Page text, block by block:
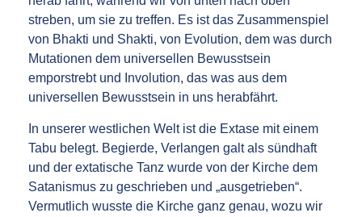
streben, um sie zu treffen. Es ist das Zusammenspiel
von Bhakti und Shakti, von Evolution, dem was durch
Mutationen dem universellen Bewusstsein
emporstrebt und Involution, das was aus dem
universellen Bewusstsein in uns herabfährt.
In unserer westlichen Welt ist die Extase mit einem
Tabu belegt. Begierde, Verlangen galt als sündhaft
und der extatische Tanz wurde von der Kirche dem
Satanismus zu geschrieben und „ausgetrieben“.
Vermutlich wusste die Kirche ganz genau, wozu wir